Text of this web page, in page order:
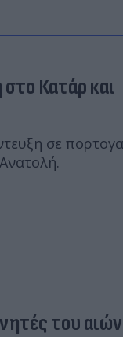
Κατάρ και
σε
του